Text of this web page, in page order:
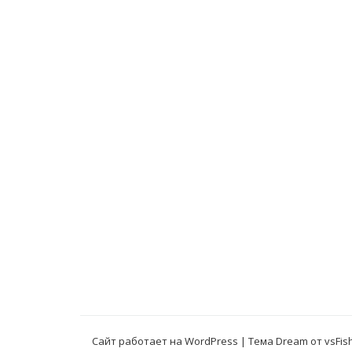
Сайт работает на WordPress | Тема Dream от